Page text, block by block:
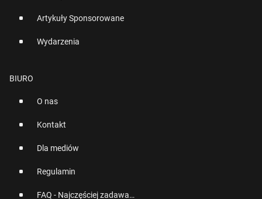
Artykuły Sponsorowane
Wydarzenia
BIURO
O nas
Kontakt
Dla mediów
Regulamin
FAQ - Najczęściej zadawane pytania